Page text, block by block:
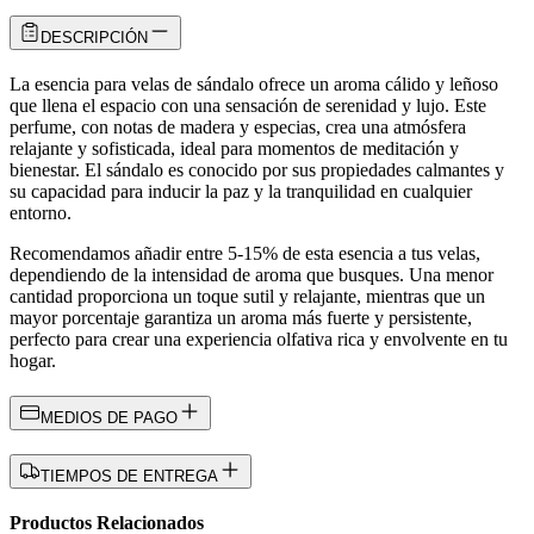
DESCRIPCIÓN
La esencia para velas de sándalo ofrece un aroma cálido y leñoso
que llena el espacio con una sensación de serenidad y lujo. Este
perfume, con notas de madera y especias, crea una atmósfera
relajante y sofisticada, ideal para momentos de meditación y
bienestar. El sándalo es conocido por sus propiedades calmantes y
su capacidad para inducir la paz y la tranquilidad en cualquier
entorno.
Recomendamos añadir entre 5-15% de esta esencia a tus velas,
dependiendo de la intensidad de aroma que busques. Una menor
cantidad proporciona un toque sutil y relajante, mientras que un
mayor porcentaje garantiza un aroma más fuerte y persistente,
perfecto para crear una experiencia olfativa rica y envolvente en tu
hogar.
MEDIOS DE PAGO
TIEMPOS DE ENTREGA
Productos Relacionados